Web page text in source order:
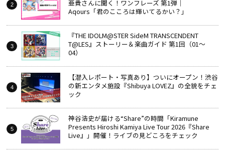
亜貴さんに聞く！ワンフレーズ 第1弾｜
Aqours「君のこころは輝いてるかい？」
『THE IDOLM@STER SideM TRANSCENDENT
T@LES』ストーリー＆楽曲ガイド 第1回（01～
04）
【潜入レポート・写真あり】ついにオープン！渋谷
の新エンタメ施設『Shibuya LOVEZ』の全貌をチェ
ック
神谷浩史が届ける“Share”の時間――「Kiramune
Presents Hiroshi Kamiya Live Tour 2026『Share
Live』」開催！ライブの見どころをチェック